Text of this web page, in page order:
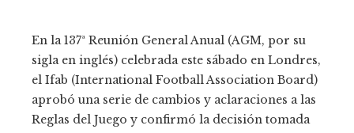
En la 137ª Reunión General Anual (AGM, por su
sigla en inglés) celebrada este sábado en Londres,
el Ifab (International Football Association Board)
aprobó una serie de cambios y aclaraciones a las
Reglas del Juego y confirmó la decisión tomada